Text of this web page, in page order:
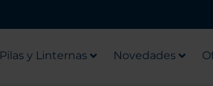
Pilas y Linternas Novedades